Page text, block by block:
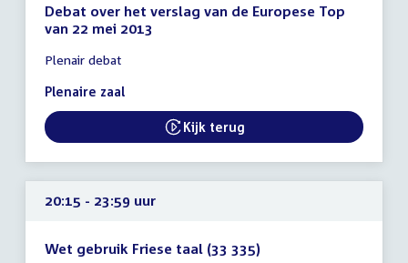
Debat over het verslag van de Europese Top
van 22 mei 2013
vergadering
16:30
23:59
uur
Plenair debat
Plenaire zaal
Kijk terug
20:15 - 23:59 uur
Wet gebruik Friese taal (33 335)